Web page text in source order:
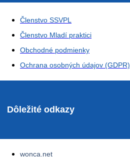
Členstvo SSVPL
Členstvo Mladí praktici
Obchodné podmienky
Ochrana osobných údajov (GDPR)
Dôležité odkazy
wonca.net